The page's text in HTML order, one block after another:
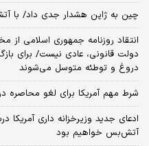
چین به ژاپن هشدار جدی داد/ با
انتقاد روزنامه جمهوری اسلامی
دولت قانونی، عادی نیست/ برای
دروغ و توطئه متوسل می‌شوند
شرط مهم آمریکا برای لغو محاصره
ادعای جدید وزیرخزانه داری آمریکا
آتش‌بس خواهیم بود